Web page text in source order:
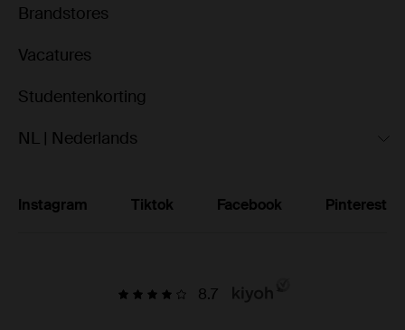
Brandstores
Vacatures
Studentenkorting
NL | Nederlands
Instagram Tiktok Facebook Pinterest
8.7